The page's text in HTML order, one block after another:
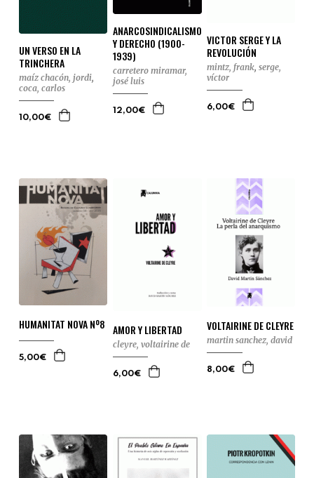
UN VERSO EN LA
TRINCHERA
maíz chacón, jordi,
coca, carlos
10,00€
ANARCOSINDICALISMO
Y DERECHO (1900-
1939)
carretero miramar,
josé luis
12,00€
VICTOR SERGE Y LA
REVOLUCIÓN
mintz, frank,serge,
víctor
6,00€
HUMANITAT NOVA Nº8
5,00€
AMOR Y LIBERTAD
cleyre, voltairine de
6,00€
VOLTAIRINE DE CLEYRE
martin sanchez, david
8,00€